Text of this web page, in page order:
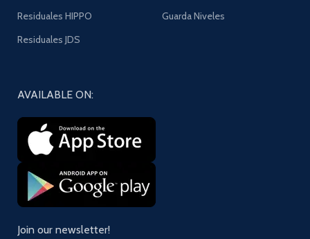
Residuales HIPPO
Residuales JDS
Guarda Niveles
AVAILABLE ON:
Join our newsletter!